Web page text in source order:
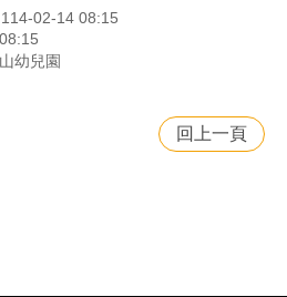
02-14 08:15
幼兒園
回上一頁